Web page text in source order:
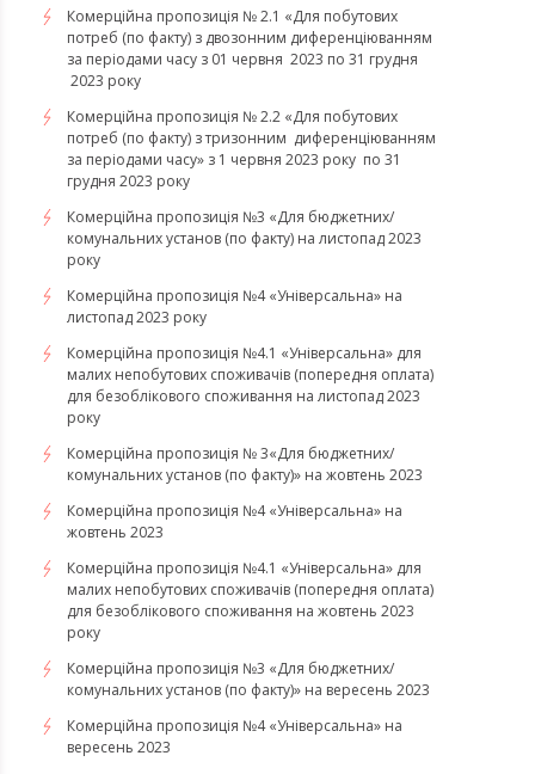
Комерційна пропозиція № 2.1 «Для побутових
потреб (по факту) з двозонним диференціюванням
за періодами часу з 01 червня 2023 по 31 грудня
2023 року
Комерційна пропозиція № 2.2 «Для побутових
потреб (по факту) з тризонним диференціюванням
за періодами часу» з 1 червня 2023 року по 31
грудня 2023 року
Комерційна пропозиція №3 «Для бюджетних/
комунальних установ (по факту) на листопад 2023
року
Комерційна пропозиція №4 «Універсальна» на
листопад 2023 року
Комерційна пропозиція №4.1 «Універсальна» для
малих непобутових споживачів (попередня оплата)
для безоблікового споживання на листопад 2023
року
Комерційна пропозиція № 3«Для бюджетних/
комунальних установ (по факту)» на жовтень 2023
Комерційна пропозиція №4 «Універсальна» на
жовтень 2023
Комерційна пропозиція №4.1 «Універсальна» для
малих непобутових споживачів (попередня оплата)
для безоблікового споживання на жовтень 2023
року
Комерційна пропозиція №3 «Для бюджетних/
комунальних установ (по факту)» на вересень 2023
Комерційна пропозиція №4 «Універсальна» на
вересень 2023